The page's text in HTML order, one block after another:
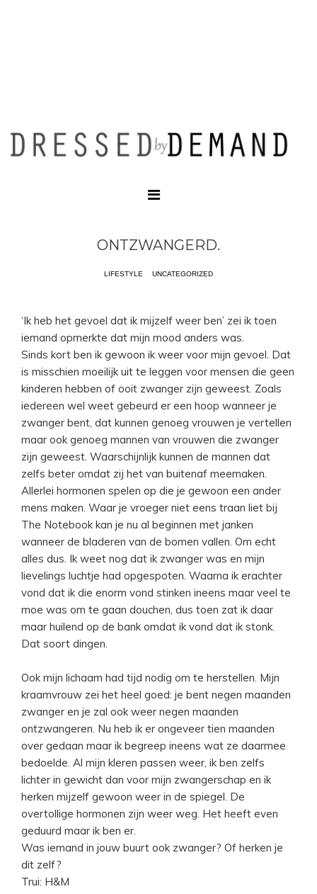
ONTZWANGERD.
LIFESTYLE UNCATEGORIZED
‘Ik heb het gevoel dat ik mijzelf weer ben’ zei ik toen
iemand opmerkte dat mijn mood anders was.
Sinds kort ben ik gewoon ik weer voor mijn gevoel. Dat
is misschien moeilijk uit te leggen voor mensen die geen
kinderen hebben of ooit zwanger zijn geweest. Zoals
iedereen wel weet gebeurd er een hoop wanneer je
zwanger bent, dat kunnen genoeg vrouwen je vertellen
maar ook genoeg mannen van vrouwen die zwanger
zijn geweest. Waarschijnlijk kunnen de mannen dat
zelfs beter omdat zij het van buitenaf meemaken.
Allerlei hormonen spelen op die je gewoon een ander
mens maken. Waar je vroeger niet eens traan liet bij
The Notebook kan je nu al beginnen met janken
wanneer de bladeren van de bomen vallen. Om echt
alles dus. Ik weet nog dat ik zwanger was en mijn
lievelings luchtje had opgespoten. Waarna ik erachter
vond dat ik die enorm vond stinken ineens maar veel te
moe was om te gaan douchen, dus toen zat ik daar
maar huilend op de bank omdat ik vond dat ik stonk.
Dat soort dingen.
Ook mijn lichaam had tijd nodig om te herstellen. Mijn
kraamvrouw zei het heel goed: je bent negen maanden
zwanger en je zal ook weer negen maanden
ontzwangeren. Nu heb ik er ongeveer tien maanden
over gedaan maar ik begreep ineens wat ze daarmee
bedoelde. Al mijn kleren passen weer, ik ben zelfs
lichter in gewicht dan voor mijn zwangerschap en ik
herken mijzelf gewoon weer in de spiegel. De
overtollige hormonen zijn weer weg. Het heeft even
geduurd maar ik ben er.
Was iemand in jouw buurt ook zwanger? Of herken je
dit zelf?
Trui: H&M